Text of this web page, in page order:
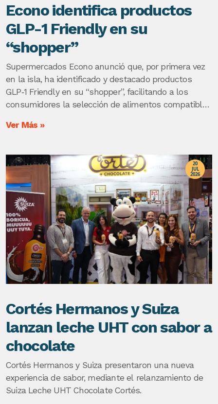
Econo identifica productos
GLP-1 Friendly en su
“shopper”
Supermercados Econo anunció que, por primera vez
en la isla, ha identificado y destacado productos
GLP‑1 Friendly en su “shopper”, facilitando a los
consumidores la selección de alimentos compatibles
Ver Más »
20
JUL
2026
Cortés Hermanos y Suiza
lanzan leche UHT con sabor a
chocolate
Cortés Hermanos y Suiza presentaron una nueva
experiencia de sabor, mediante el relanzamiento de
Suiza Leche UHT Chocolate Cortés.